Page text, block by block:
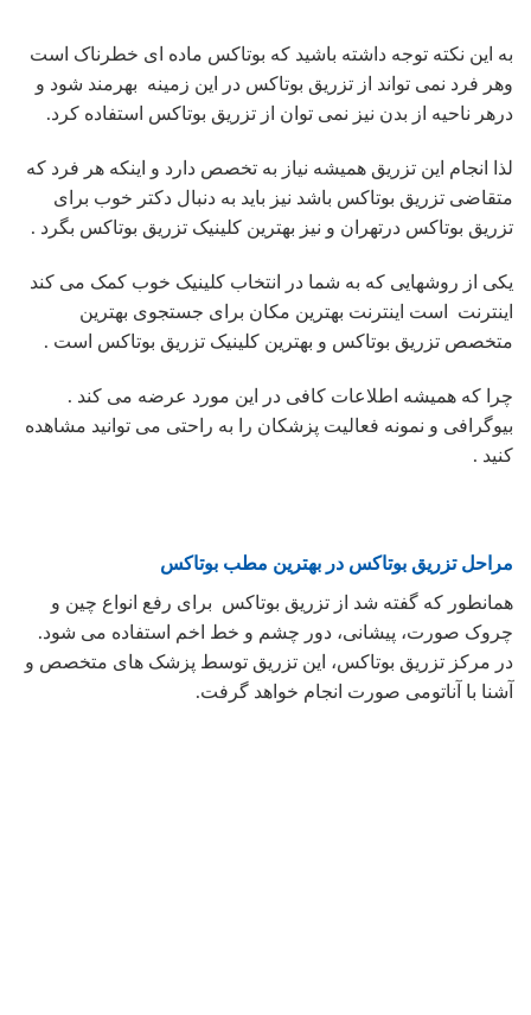
تزریق بوتاکس درتهران و نیز بهترین کلینیک تزریق بوتاکس بگرد .
یکی از روشهایی که به شما در انتخاب کلینیک خوب کمک می کند
متخصص تزریق بوتاکس و بهترین کلینیک تزریق بوتاکس است .
چرا که همیشه اطلاعات کافی در این مورد عرضه می کند .
کنید .
مراحل تزریق بوتاکس در بهترین مطب بوتاکس
همانطور که گفته شد از تزریق بوتاکس برای رفع انواع چین و
جالب است بدانید در این روش تزریق با استفاده از یک سوزن